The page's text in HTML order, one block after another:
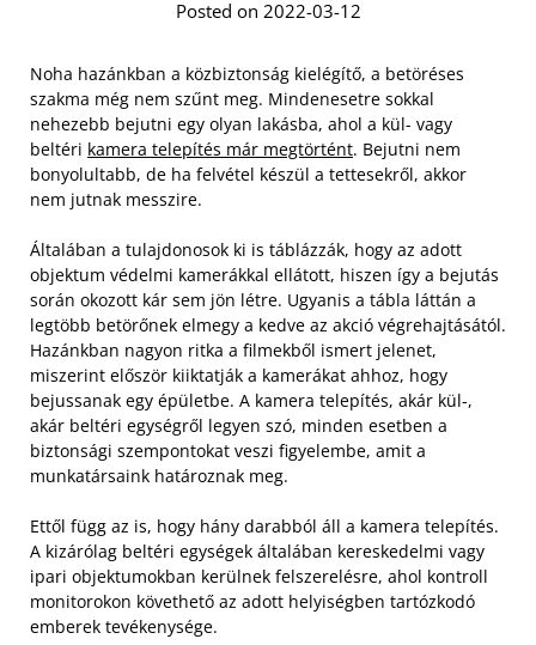
Posted on 2022-03-12
Noha hazánkban a közbiztonság kielégítő, a betöréses
szakma még nem szűnt meg. Mindenesetre sokkal
nehezebb bejutni egy olyan lakásba, ahol a kül- vagy
beltéri kamera telepítés már megtörtént. Bejutni nem
bonyolultabb, de ha felvétel készül a tettesekről, akkor
nem jutnak messzire.
Általában a tulajdonosok ki is táblázzák, hogy az adott
objektum védelmi kamerákkal ellátott, hiszen így a bejutás
során okozott kár sem jön létre. Ugyanis a tábla láttán a
legtöbb betörőnek elmegy a kedve az akció végrehajtásától.
Hazánkban nagyon ritka a filmekből ismert jelenet,
miszerint először kiiktatják a kamerákat ahhoz, hogy
bejussanak egy épületbe. A kamera telepítés, akár kül-,
akár beltéri egységről legyen szó, minden esetben a
biztonsági szempontokat veszi figyelembe, amit a
munkatársaink határoznak meg.
Ettől függ az is, hogy hány darabból áll a kamera telepítés.
A kizárólag beltéri egységek általában kereskedelmi vagy
ipari objektumokban kerülnek felszerelésre, ahol kontroll
monitorokon követhető az adott helyiségben tartózkodó
emberek tevékenysége.